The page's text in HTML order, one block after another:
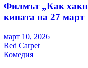
Филмът „Как
кината на 27 март
март 10, 2026
Red Carpet
Комедия